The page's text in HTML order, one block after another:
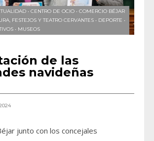
• CENTRO DE OCIO • COMERCIO BÉJAR
FESTEJOS Y TEATRO CERVANTES • DEPORTE •
• MUSEOS
de las
navideñas
junto con los concejales